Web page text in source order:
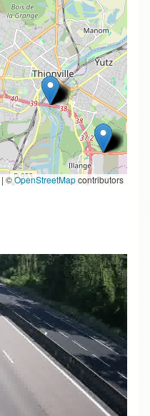
| ©OpenStreetMapcontributors